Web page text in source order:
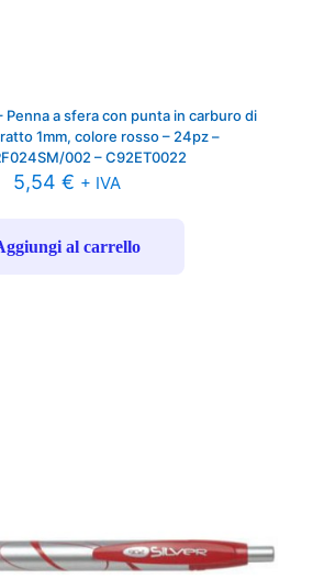
Penna a sfera con punta in carburo di
1mm, colore rosso – 24pz –
002 – C92ET0022
5,54 € + IVA
al carrello